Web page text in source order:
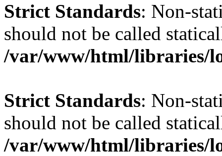
Strict Standards: Non-
should not be called
/var/www/html/libraries/
Strict Standards: Non-
should not be called
/var/www/html/libraries/